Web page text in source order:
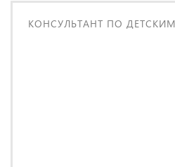
КОНСУЛЬТАНТ ПО